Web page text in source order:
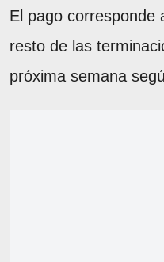
El pago corresponde
resto de las
próxima semana